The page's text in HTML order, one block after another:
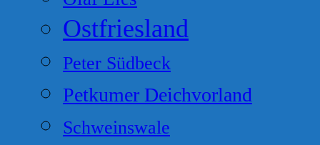
Ostfriesland
Peter Südbeck
Petkumer Deichvorland
Schweinswale